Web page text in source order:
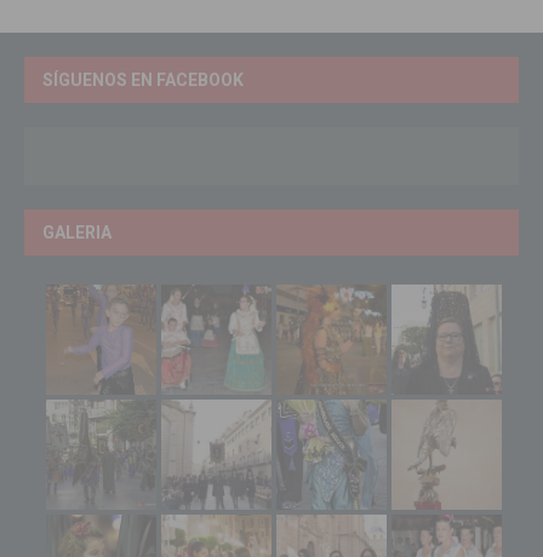
SÍGUENOS EN FACEBOOK
GALERIA